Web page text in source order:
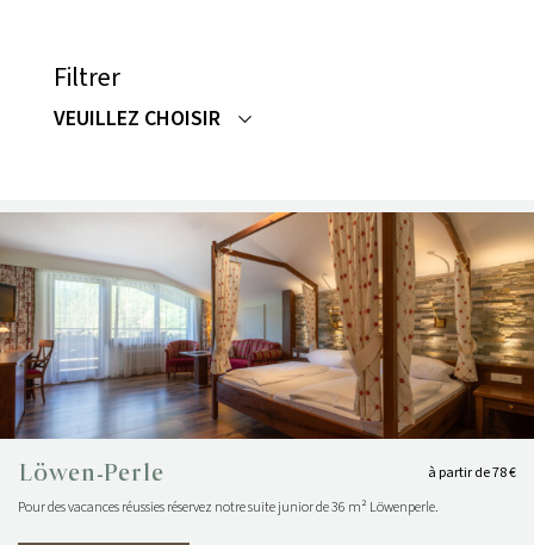
Filtrer
VEUILLEZ CHOISIR
Löwen-Perle
à partir de 78 €
Pour des vacances réussies réservez notre suite junior de 36 m² Löwenperle.
Tout a été enlevé avec des machines lourdes.
Désormais la terrasse prend forme petit à petit. Les
bordures sont déjà en place et les dalles sont
posées une par une !
Voir l'article